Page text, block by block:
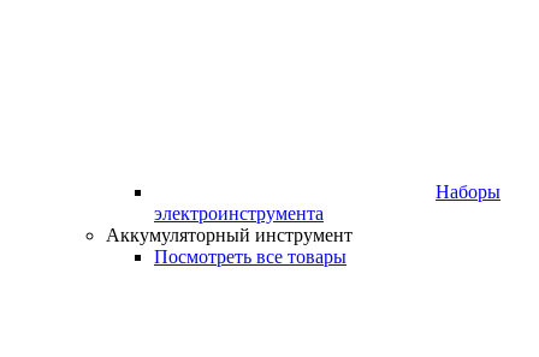
Наборы
электроинструмента
Аккумуляторный инструмент
Посмотреть все товары